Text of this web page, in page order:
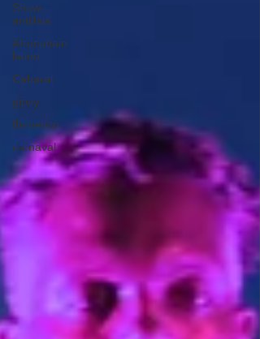
Show
antillais
Afrocubain
latino
Cabaret
gipsy
flamenco
carnaval